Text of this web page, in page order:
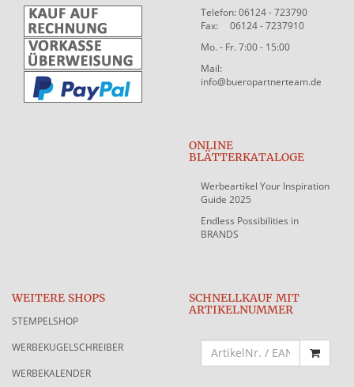
Telefon: 06124 - 723790
Fax: 06124 - 7237910
Mo. - Fr. 7:00 - 15:00
Mail:
info@bueropartnerteam.de
ONLINE
BLÄTTERKATALOGE
Werbeartikel Your Inspiration
Guide 2025
Endless Possibilities in
BRANDS
WEITERE SHOPS
STEMPELSHOP
WERBEKUGELSCHREIBER
WERBEKALENDER
SCHNELLKAUF MIT
ARTIKELNUMMER